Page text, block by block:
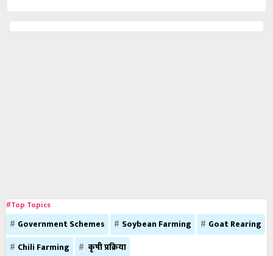
#Top Topics
Government Schemes Soybean Farming
Goat Rearing
Chili Farming
कृषी प्रक्रिया